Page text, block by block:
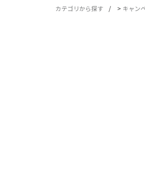
カテゴリから探す > キャン